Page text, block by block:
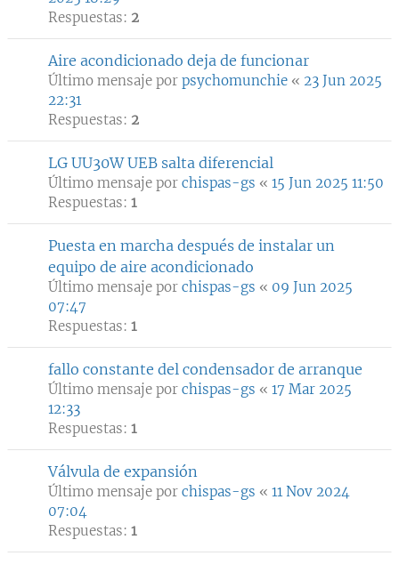
Respuestas: 2
Aire acondicionado deja de funcionar
Último mensaje por psychomunchie « 23 Jun 2025
22:31
Respuestas: 2
LG UU30W UEB salta diferencial
Último mensaje por chispas-gs « 15 Jun 2025 11:50
Respuestas: 1
Puesta en marcha después de instalar un
equipo de aire acondicionado
Último mensaje por chispas-gs « 09 Jun 2025
07:47
Respuestas: 1
fallo constante del condensador de arranque
Último mensaje por chispas-gs « 17 Mar 2025
12:33
Respuestas: 1
Válvula de expansión
Último mensaje por chispas-gs « 11 Nov 2024
07:04
Respuestas: 1